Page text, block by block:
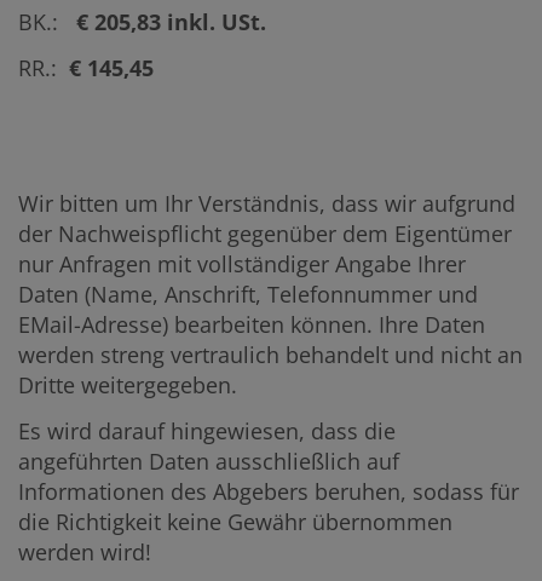
BK.: € 205,83 inkl. USt.
RR.: € 145,45
Wir bitten um Ihr Verständnis, dass wir aufgrund
der Nachweispflicht gegenüber dem Eigentümer
nur Anfragen mit vollständiger Angabe Ihrer
Daten (Name, Anschrift, Telefonnummer und
EMail-Adresse) bearbeiten können. Ihre Daten
werden streng vertraulich behandelt und nicht an
Dritte weitergegeben.
Es wird darauf hingewiesen, dass die
angeführten Daten ausschließlich auf
Informationen des Abgebers beruhen, sodass für
die Richtigkeit keine Gewähr übernommen
werden wird!